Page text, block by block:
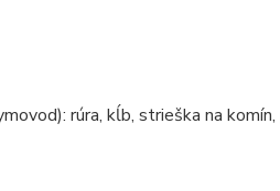
rúra, kĺb, strieška na